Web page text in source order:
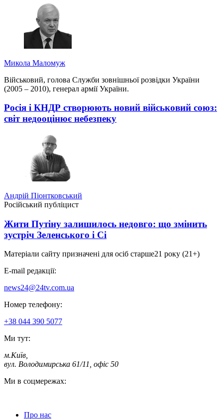
Микола Маломуж
Військовий, голова Служби зовнішньої розвідки України
(2005 – 2010), генерал армії України.
Росія і КНДР створюють новий військовий союз:
світ недооцінює небезпеку
Андрій Піонтковський
Російський публіцист
Жити Путіну залишилось недовго: що змінить
зустріч Зеленського і Сі
Матеріали сайту призначені для осіб старше21 року (21+)
E-mail редакції:
news24@24tv.com.ua
Номер телефону:
+38 044 390 5077
Ми тут:
м.Київ,
вул. Володимирська 61/11, офіс 50
Ми в соцмережах:
Про нас